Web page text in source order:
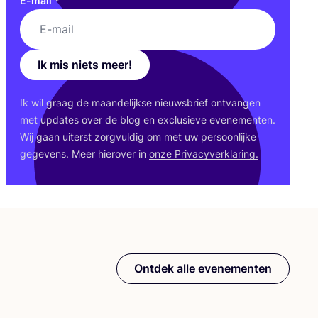
Ik mis niets meer!
Ik wil graag de maan­de­lijk­se nieuws­brief ont­van­gen
met upda­tes over de blog en exclu­sie­ve eve­ne­men­ten.
Wij gaan uiterst zorg­vul­dig om met uw per­soon­lij­ke
gege­vens. Meer hier­over in onze Pri­va­cy­ver­kla­ring.
Ontdek alle evenementen